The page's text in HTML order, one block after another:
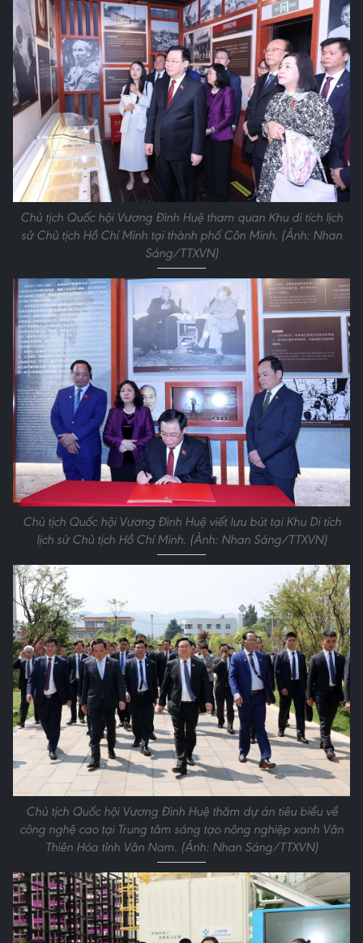
Chủ tịch Quốc hội Vương Đình Huệ tham quan Khu di tích lịch
sử Chủ tịch Hồ Chí Minh tại thành phố Côn Minh. (Ảnh: Nhan
Sáng/TTXVN)
Chủ tịch Quốc hội Vương Đình Huệ viết lưu bút tại Khu Di tích
lịch sử Chủ tịch Hồ Chí Minh. (Ảnh: Nhan Sáng/TTXVN)
Chủ tịch Quốc hội Vương Đình Huệ thăm dự án tiêu biểu về
công nghệ cao tại Trung tâm sáng tạo nông nghiệp xanh Vân
Thiên Hóa tỉnh Vân Nam. (Ảnh: Nhan Sáng/TTXVN)